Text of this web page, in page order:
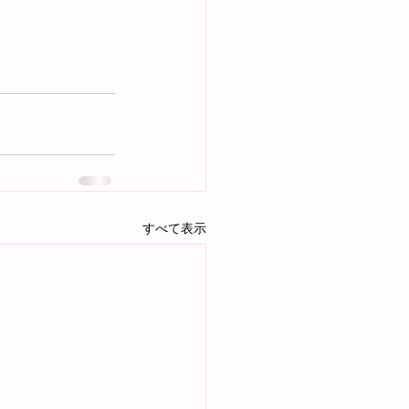
すべて表示